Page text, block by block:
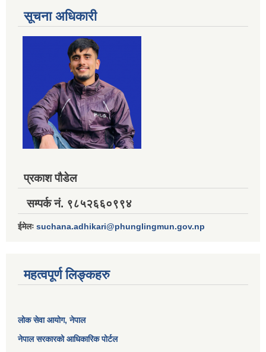
सूचना अधिकारी
प्रकाश पौडेल
सम्पर्क नं. ९८५२६६०९९४
ईमेलः suchana.adhikari@phunglingmun.gov.np
महत्वपूर्ण लिङ्कहरु
लोक सेवा आयोग, नेपाल
नेपाल सरकारको आधिकारिक पोर्टल